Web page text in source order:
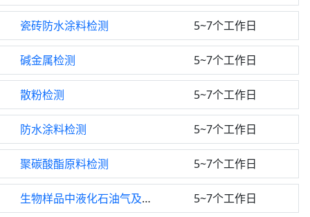
瓷砖防水涂料检测 5~7个工作日
碱金属检测 5~7个工作日
散粉检测 5~7个工作日
防水涂料检测 5~7个工作日
聚碳酸酯原料检测 5~7个工作日
生物样品中液化石油气及天然气气相色谱检测 5~7个工作日